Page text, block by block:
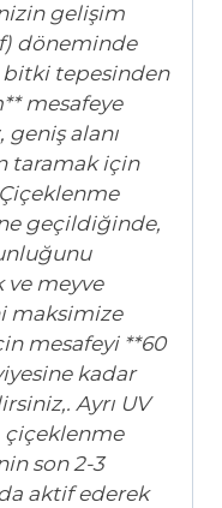
gelişim
döneminde
bitki tepesinden
mesafeye
geniş alanı
taramak için
geçildiğinde,
ve meyve
maksimize
mesafeyi **60
kadar
Ayrı UV
çiçeklenme
son 2-3
aktif ederek